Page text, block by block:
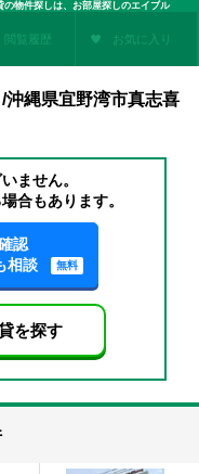
物件探しは、お部屋探しのエイブル
閲覧履歴 お気に入り
縄県宜野湾市真志喜
ません。
合もあります。
認
相談
無料
を探す